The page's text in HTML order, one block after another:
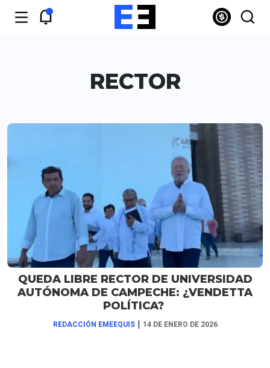
RECTOR
QUEDA LIBRE RECTOR DE UNIVERSIDAD
AUTÓNOMA DE CAMPECHE: ¿VENDETTA
POLÍTICA?
REDACCIÓN EMEEQUIS | 14 DE ENERO DE 2026